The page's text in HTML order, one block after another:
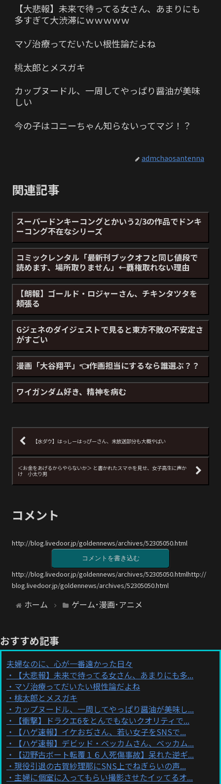
【大悲報】未来で待ってる女さん、あまりにも
多すぎて大渋滞にｗｗｗｗｗ
マゾ治療ってだいたい根性論だよね
桃太郎とメスガキ
カップヌードル、一周してやっぱり醤油が美味
しい
今の子はコニーちゃん知らないってマジ！？
admchaosantenna
関連記事
スーパードンキーコングとかいう2/3の作品でドンキ
ーコング不在なシリーズ
コミックレンタル「最新刊ブックオフと同じ値段で
読めます、場所取りません」←覇権取れない理由
【朗報】ゴールド・ロジャーさん、チキンタツタを
頬張る
Gジェネのダイジェストで見ると東方不敗の不安定さ
がすごい
漫画「大谷翔平」👈作画担当にするなら誰選ぶ？？
ワイガンダム好き、精神を病む
【水ダウ】はっしーはっぴーさん、未放送部分も大概やばい
＜お金をあげるからやらないか＞ と書かれたスマホを見せ、女子高生に声か
け 小太り男
コメント
http://blog.livedoor.jp/goldennews/archives/52305050.html
コメントを書き込む
http://blog.livedoor.jp/goldennews/archives/52305050.htmlhttp://
blog.livedoor.jp/goldennews/archives/52305050.html
ホーム ゲーム･漫画･アニメ
おすすめ記事
夫婦なのに、心が一番遠かった日々
【大悲報】未来で待ってる女さん、あまりにも多...
マゾ治療ってだいたい根性論だよね
桃太郎とメスガキ
カップヌードル、一周してやっぱり醤油が美味し...
【衝撃】ドラクエ6をとんでもないクオリティで...
【ハゲ速報】イケおぢさん、若い女子をSNSで...
【ハゲ速報】デビッド・ベッカムさん、ベッカム...
【辺野古ボート転覆１６人死傷事故】呆れた逆ギ...
現役引退の古賀紗理那にSNS上でねぎらいの声...
主婦に個室に入ってもらい撮影させたイッてるオ...